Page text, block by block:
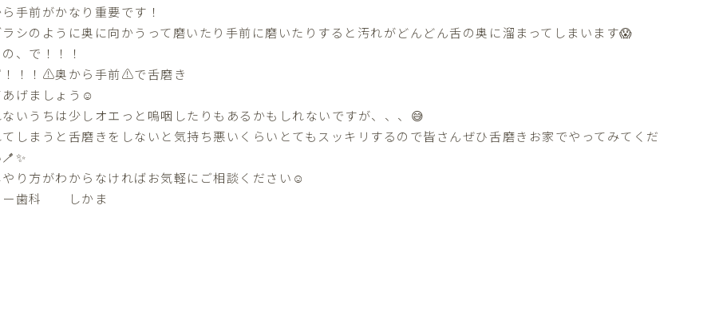
手前がかなり重要です！
シのように奥に向かうって磨いたり手前に磨いたりすると汚れがどんどん舌の奥に溜まってしまいます😱
、で！！！
！！！⚠️奥から手前⚠️で舌磨き
げましょう☺️
いうちは少しオエっと嗚咽したりもあるかもしれないですが、、、😅
しまうと舌磨きをしないと気持ち悪いくらいとてもスッキリするので皆さんぜひ舌磨きお家でやってみてくだ
り方がわからなければお気軽にご相談ください☺️
ー歯科 しかま